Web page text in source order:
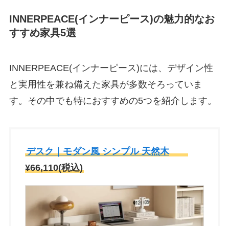
INNERPEACE(インナーピース)の魅力的なお
すすめ家具5選
INNERPEACE(インナーピース)には、デザイン性
と実用性を兼ね備えた家具が多数そろっていま
す。その中でも特におすすめの5つを紹介します。
デスク｜モダン風 シンプル 天然木
¥66,110(税込)